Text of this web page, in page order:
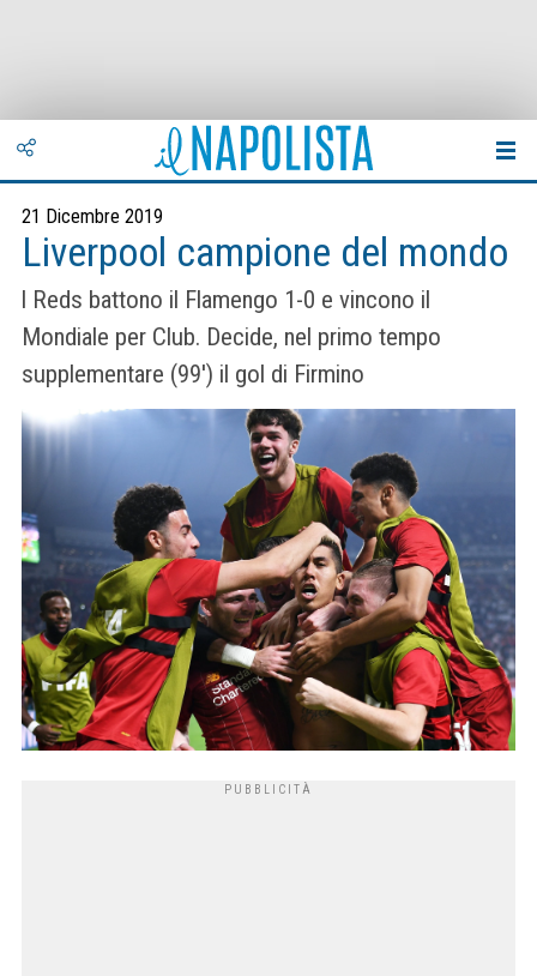
21 Dicembre 2019
Liverpool campione del mondo
l Reds battono il Flamengo 1-0 e vincono il
Mondiale per Club. Decide, nel primo tempo
supplementare (99') il gol di Firmino